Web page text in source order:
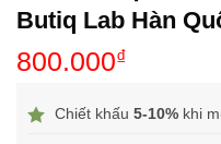
Butiq Lab Hàn
800.000₫
Chiết khấu 5-10% khi